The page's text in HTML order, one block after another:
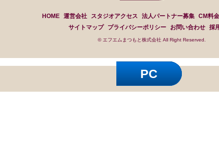
HOME 運営会社 スタジオアクセス 法人パートナー募集 CM料
サイトマップ
プライバシーポリシー お問い合わせ 採
© エフエムまつもと株式会社 All Right Reserved.
PC